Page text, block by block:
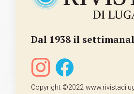
Dal 1938 il
Copyright ©2022